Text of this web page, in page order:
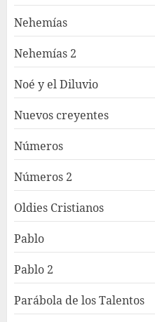
Nehemías
Nehemías 2
Noé y el Diluvio
Nuevos creyentes
Números
Números 2
Oldies Cristianos
Pablo
Pablo 2
Parábola de los Talentos